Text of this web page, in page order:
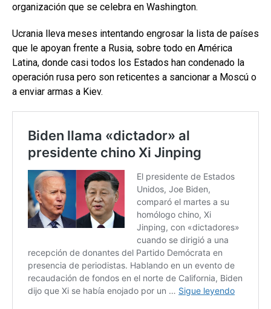
organización que se celebra en Washington.
Ucrania lleva meses intentando engrosar la lista de países
que le apoyan frente a Rusia, sobre todo en América
Latina, donde casi todos los Estados han condenado la
operación rusa pero son reticentes a sancionar a Moscú o
a enviar armas a Kiev.